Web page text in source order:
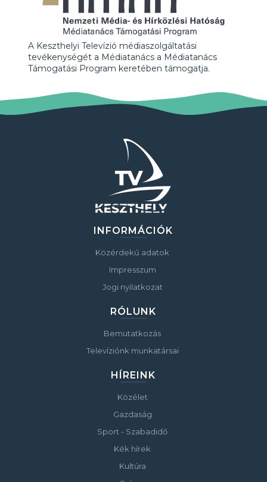
A Keszthelyi Televízió médiaszolgáltatási
tevékenységét a Médiatanács a Médiatanács
Támogatási Program keretében támogatja.
INFORMÁCIÓK
Közérdekű adatok
Impresszum
Jogi nyilatkozat
RÓLUNK
Bemutatkozás
Televíziónk munkatársai
HÍREINK
Közélet
Gazdaság
Sport - Szabadidő
Kék hírek
Kultúra